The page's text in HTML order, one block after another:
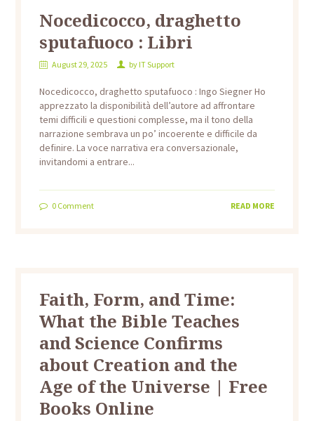
Nocedicocco, draghetto
sputafuoco : Libri
August 29, 2025 by IT Support
Nocedicocco, draghetto sputafuoco : Ingo Siegner Ho
apprezzato la disponibilità dell’autore ad affrontare
temi difficili e questioni complesse, ma il tono della
narrazione sembrava un po’ incoerente e difficile da
definire. La voce narrativa era conversazionale,
invitandomi a entrare...
0Comment READ MORE
Faith, Form, and Time:
What the Bible Teaches
and Science Confirms
about Creation and the
Age of the Universe | Free
Books Online